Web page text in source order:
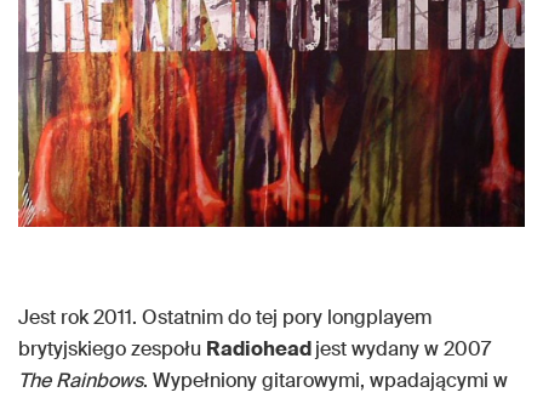
Jest rok 2011. Ostatnim do tej pory longplayem
brytyjskiego zespołu Radioheadjest wydany w 2007
The Rainbows. Wypełniony gitarowymi, wpadającymi w